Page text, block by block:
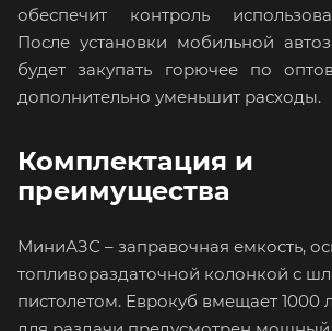
обеспечит контроль
После установки мобильной
будет закупать горючее по
дополнительно уменьшит расходы.
Комплектация и
преимущества
МиниАЗС – заправочная емкость,
топливораздаточной колонкой с
пистолетом. Еврокуб вмещает 1000